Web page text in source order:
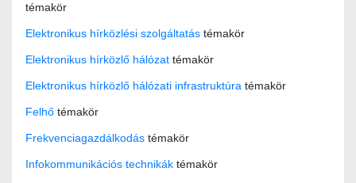
témakör
Elektronikus hírközlési szolgáltatás témakör
Elektronikus hírközlő hálózat témakör
Elektronikus hírközlő hálózati infrastruktúra témakör
Felhő témakör
Frekvenciagazdálkodás témakör
Infokommunikációs technikák témakör